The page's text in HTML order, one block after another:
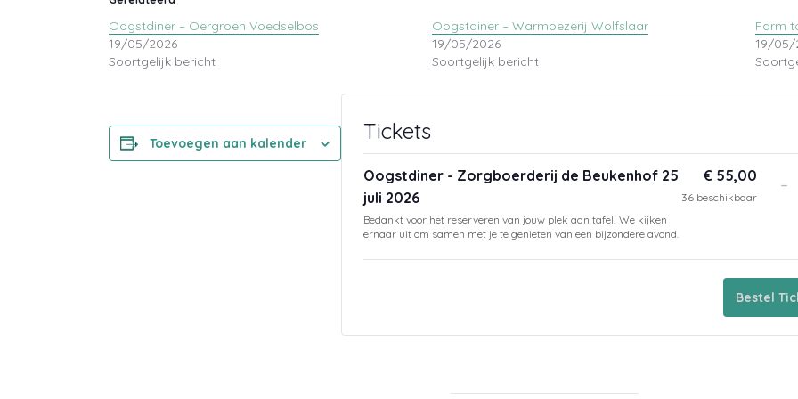
Oogstdiner – Oergroen Voedselbos
19/05/2026
Soortgelijk bericht
Oogstdiner – Warmoezerij Wolfslaar
19/05/2026
Soortgelijk bericht
Farm
19/05/
Toevoegen aan kalender Tickets
Oogstdiner - Zorgboerderij de Beukenhof 25
juli 2026
Bedankt voor het reserveren van jouw plek aan tafel! We kijken
ernaar uit om samen met je te genieten van een bijzondere avond.
€ 55,00
36 beschikbaar
-
-
Bestel